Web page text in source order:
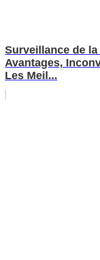
Surveillance de
Avantages,
Les Meil...